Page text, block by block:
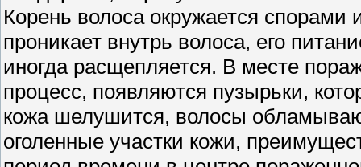
Корень волоса окружается
проникает внутрь волоса, его
иногда расщепляется. В месте
процесс, появляются пузырьки,
кожа шелушится, волосы
оголенные участки кожи,